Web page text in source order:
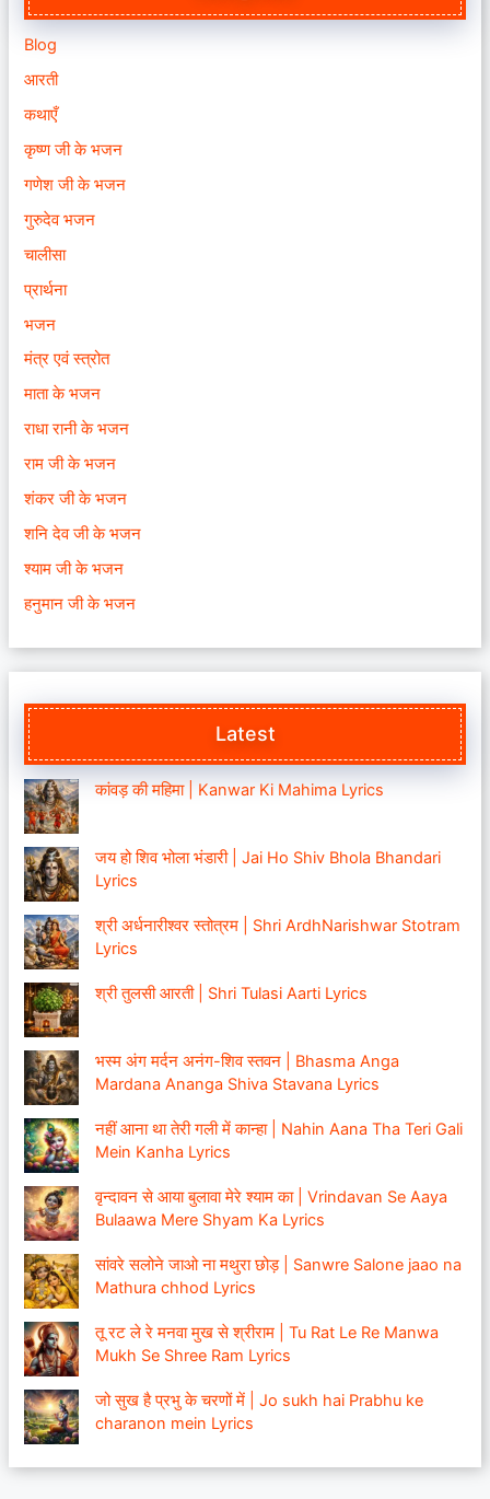
Blog
आरती
कथाएँ
कृष्ण जी के भजन
गणेश जी के भजन
गुरुदेव भजन
चालीसा
प्रार्थना
भजन
मंत्र एवं स्त्रोत
माता के भजन
राधा रानी के भजन
राम जी के भजन
शंकर जी के भजन
शनि देव जी के भजन
श्याम जी के भजन
हनुमान जी के भजन
Latest
कांवड़ की महिमा | Kanwar Ki Mahima Lyrics
जय हो शिव भोला भंडारी | Jai Ho Shiv Bhola Bhandari
Lyrics
श्री अर्धनारीश्वर स्तोत्रम | Shri ArdhNarishwar Stotram
Lyrics
श्री तुलसी आरती | Shri Tulasi Aarti Lyrics
भस्म अंग मर्दन अनंग-शिव स्तवन | Bhasma Anga
Mardana Ananga Shiva Stavana Lyrics
नहीं आना था तेरी गली में कान्हा | Nahin Aana Tha Teri Gali
Mein Kanha Lyrics
वृन्दावन से आया बुलावा मेरे श्याम का | Vrindavan Se Aaya
Bulaawa Mere Shyam Ka Lyrics
सांवरे सलोने जाओ ना मथुरा छोड़ | Sanwre Salone jaao na
Mathura chhod Lyrics
तू रट ले रे मनवा मुख से श्रीराम | Tu Rat Le Re Manwa
Mukh Se Shree Ram Lyrics
जो सुख है प्रभु के चरणों में | Jo sukh hai Prabhu ke
charanon mein Lyrics